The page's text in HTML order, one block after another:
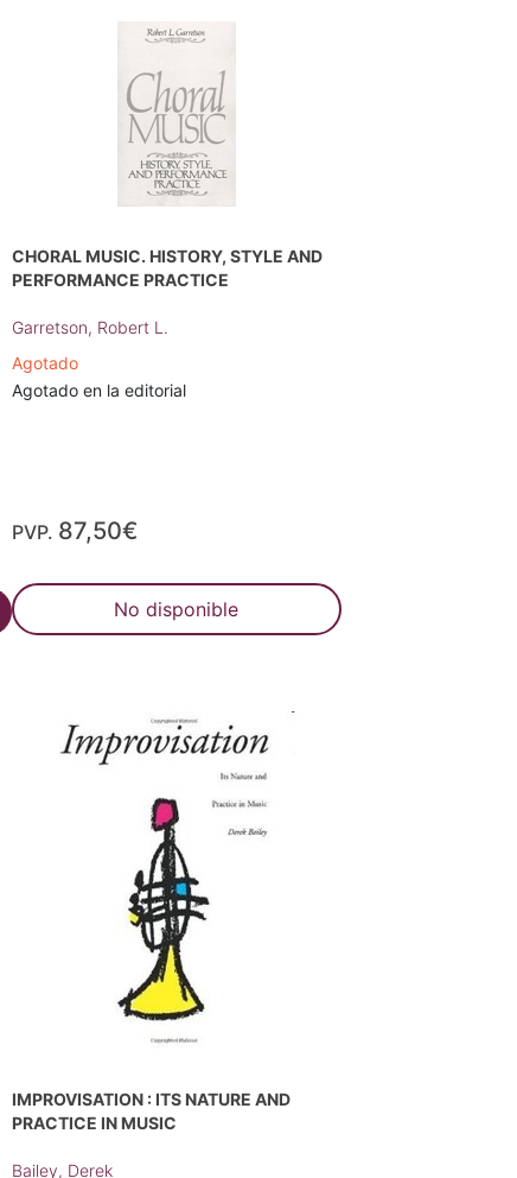
CHORAL MUSIC. HISTORY, STYLE AND
PERFORMANCE PRACTICE
Garretson, Robert L.
Agotado
Agotado en la editorial
PVP. 87,50€
No disponible
IMPROVISATION : ITS NATURE AND
PRACTICE IN MUSIC
Bailey, Derek